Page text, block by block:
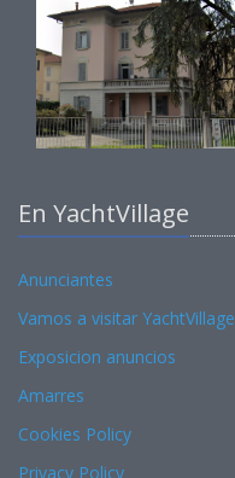
En YachtVillage
Anunciantes
Vamos a visitar YachtVillage
Exposicion anuncios
Amarres
Cookies Policy
Privacy Policy